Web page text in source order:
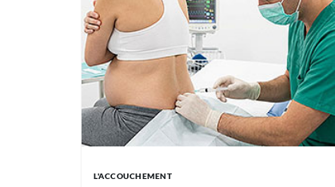
L'ACCOUCHEMENT